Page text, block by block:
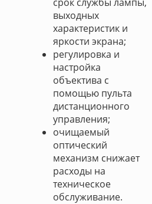
выходных
характеристик и
яркости экрана;
регулировка и
настройка
объектива с
помощью пульта
дистанционного
управления;
очищаемый
оптический
механизм снижает
расходы на
техническое
обслуживание.